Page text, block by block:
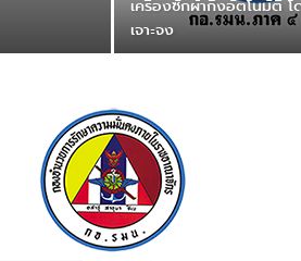
เครื่องซักผ้ากึ่งอัตโนมัติ โ
เจาะจง